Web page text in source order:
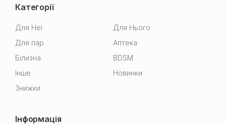
Категорії
Для Неї
Для Нього
Для пар
Аптека
Білизна
BDSM
Інше
Новинки
Знижки
Інформація